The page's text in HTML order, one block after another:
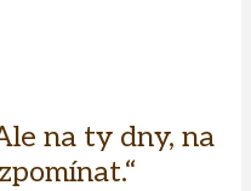
na ty dny, na